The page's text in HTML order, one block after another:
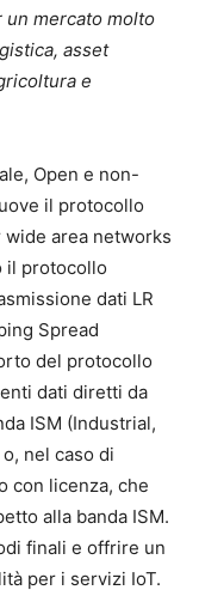
mercato molto
asset
e
Open e non-
il protocollo
wide area networks
il protocollo
dati LR
Spread
del protocollo
dati diretti da
ISM (Industrial,
nel caso di
con licenza, che
alla banda ISM.
finali e offrire un
per i servizi IoT.